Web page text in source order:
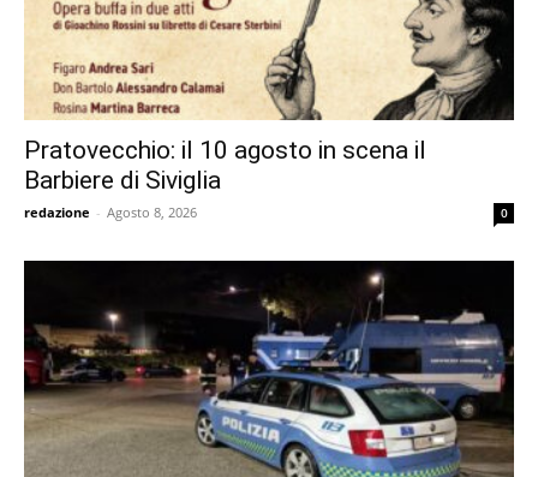
Pratovecchio: il 10 agosto in scena il
Barbiere di Siviglia
redazione - Agosto 8, 2026 0